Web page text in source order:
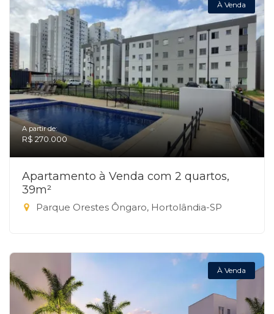
À Venda
A partir de:
R$ 270.000
Apartamento à Venda com 2 quartos,
39m²
Parque Orestes Ôngaro, Hortolândia-SP
À Venda